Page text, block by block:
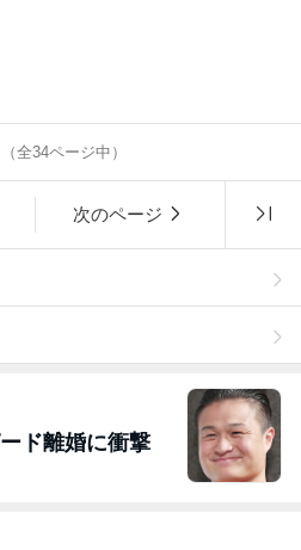
全34ページ中）
次のページ
ド離婚に衝撃